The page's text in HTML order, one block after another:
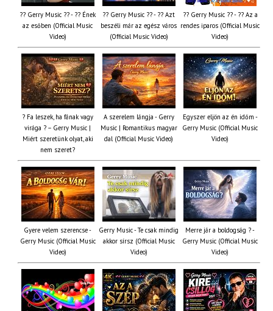
?? Gerry Music ?? - ?? Ének
az esőben (Official Music
Video)
?? Gerry Music ?? - ?? Azt
beszéli már az egész város
(Official Music Video)
?? Gerry Music ?? - ?? Az a
rendes iparos (Official Music
Video)
? Fa leszek, ha fának vagy
virága ? – Gerry Music |
Miért szeretünk olyat, aki
nem szeret?
A szerelem lángja - Gerry
Music | Romantikus magyar
dal (Official Music Video)
Egyszer eljön az én időm -
Gerry Music (Official Music
Video)
Gyere velem szerencse -
Gerry Music (Official Music
Video)
Gerry Music - Te csak mindig
akkor sírsz (Official Music
Video)
Merre jár a boldogság ? -
Gerry Music (Official Music
Video)